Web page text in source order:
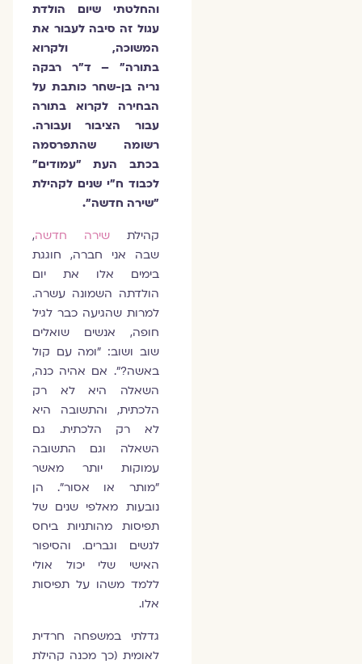
והחלטתי שיום הולדת
עגול זה סיבה לעבור את
המשוכה, ולקרוא
בתורה״ – ד״ר רבקה
נריה בן-שחר כותבת על
הבחירה לקרוא בתורה
עבור הציבור ועבורה.
רשומה שהתפרסמה
בכתב העת ״עמודים״
לכבוד ח״י שנים לקהילת
״שירה חדשה״.
קהילת שירה חדשה,
שבה אני חברה, חוגגת
בימים אלו את יום
הולדתה השמונה עשרה.
למרות שהגיעה כבר לגיל
חופה, אנשים שואלים
שוב ושוב: "ומה עם קול
באשה?". אם אהיה כנה,
השאלה היא לא רק
הלכתית, והתשובה היא
לא רק הלכתית. גם
השאלה וגם התשובה
עמוקות יותר מאשר
"מותר או אסור". הן
נובעות מאלפי שנים של
תפיסות מהותניות ביחס
לנשים וגברים. והסיפור
האישי שלי יכול אולי
ללמד משהו על תפיסות
אלו.
גדלתי במשפחה חרדית
לאומית (כך מכנה קהילת